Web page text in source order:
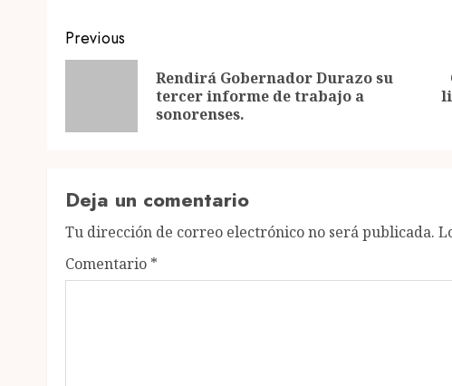
Post
navigation
Previous
Rendirá Gobernador Durazo su
tercer informe de trabajo a
sonorenses.
Deja un comentario
Tu dirección de correo electrónico no será publicada.
Comentario *